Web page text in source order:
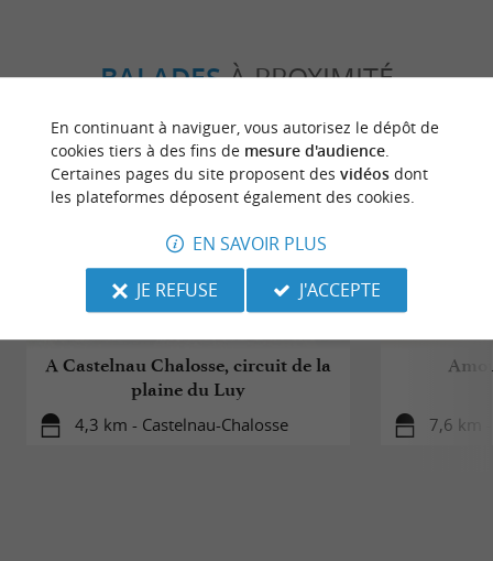
BALADESÀ PROXIMITÉ
A Castelnau Chalosse, circuit de la
plaine du Luy
4,3 km - Castelnau-Chalosse 7,6 km
En continuant à naviguer, vous autorisez le dépôt de
cookies tiers à des fins de mesure d'audience.
Certaines pages du site proposent des vidéosdont
les plateformes déposent également des cookies.
EN SAVOIR PLUS
JE REFUSE
J'ACCEPTE